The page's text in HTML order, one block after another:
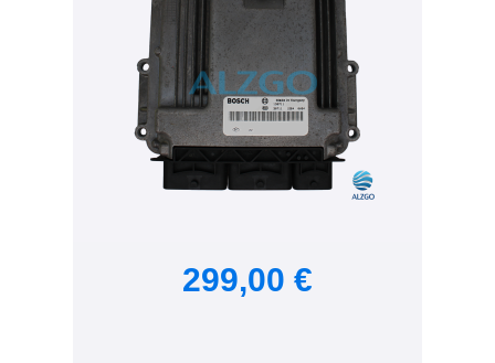
299,00 €